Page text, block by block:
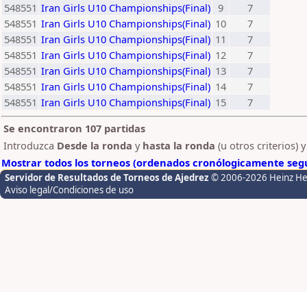
548551 Iran Girls U10 Championships(Final) 9
7
548551 Iran Girls U10 Championships(Final) 10
7
548551 Iran Girls U10 Championships(Final) 11
7
548551 Iran Girls U10 Championships(Final) 12
7
548551 Iran Girls U10 Championships(Final) 13
7
548551 Iran Girls U10 Championships(Final) 14
7
548551 Iran Girls U10 Championships(Final) 15
7
Se encontraron 107 partidas
Introduzca Desde la ronda y hasta la ronda (u otros criterios)
Mostrar todos los torneos (ordenados cronólogicamente
Servidor de Resultados de Torneos de Ajedrez © 2006-2026 Heinz
Aviso legal/Condiciones de uso